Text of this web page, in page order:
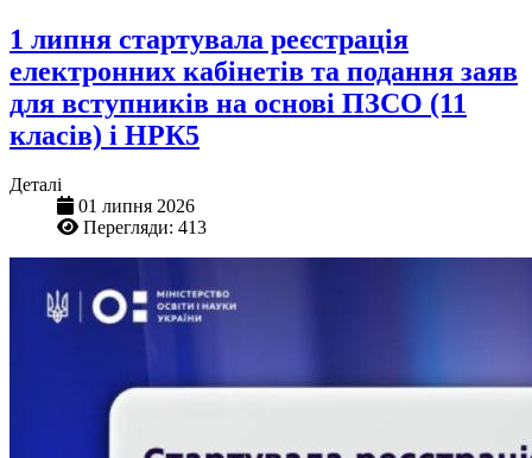
1 липня стартувала реєстрація
електронних кабінетів та подання заяв
для вступників на основі ПЗСО (11
класів) і НРК5
Деталі
01 липня 2026
Перегляди: 413